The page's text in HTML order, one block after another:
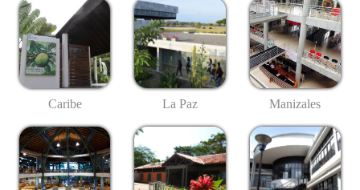
Caribe La Paz Manizales